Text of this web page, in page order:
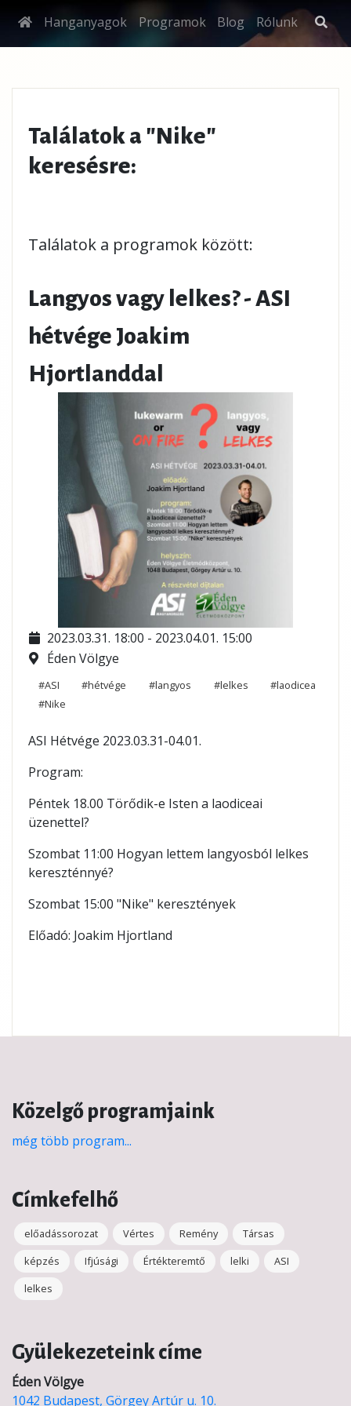
Hanganyagok Programok Blog Rólunk
Találatok a "Nike"
keresésre:
Találatok a programok között:
Langyos vagy lelkes? - ASI
hétvége Joakim
Hjortlanddal
2023.03.31. 18:00 - 2023.04.01. 15:00
Éden Völgye
#ASI #hétvége #langyos #lelkes
#laodicea
#Nike
ASI Hétvége 2023.03.31-04.01.
Program:
Péntek 18.00 Törődik-e Isten a laodiceai
üzenettel?
Szombat 11:00 Hogyan lettem langyosból lelkes
kereszténnyé?
Szombat 15:00 "Nike" keresztények
Előadó: Joakim Hjortland
Közelgő programjaink
még több program...
Címkefelhő
előadássorozat Vértes Remény
Társas
képzés
Ifjúsági Értékteremtő lelki
ASI
lelkes
Gyülekezeteink címe
Éden Völgye
1042 Budapest, Görgey Artúr u. 10.